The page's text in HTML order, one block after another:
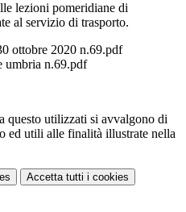
lezioni pomeridiane di
al servizio di trasporto.
ottobre 2020 n.69.pdf
umbria n.69.pdf
questo utilizzati si avvalgono di
ed utili alle finalità illustrate nella
Accetta tutti i cookies